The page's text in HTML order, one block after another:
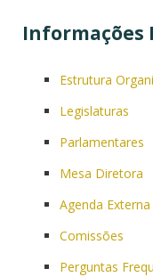
Estrutura
Legislaturas
Parlamentares
Mesa Diretora
Agenda Externa
Comissões
Perguntas